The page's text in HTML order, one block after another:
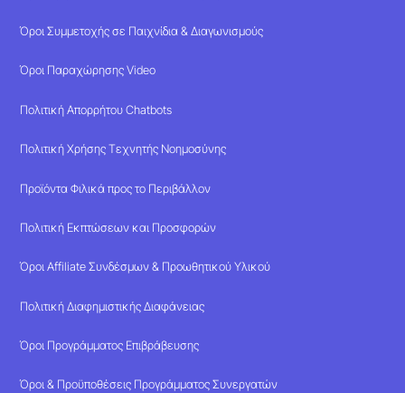
Όροι Συμμετοχής σε Παιχνίδια & Διαγωνισμούς
Όροι Παραχώρησης Video
Πολιτική Απορρήτου Chatbots
Πολιτική Χρήσης Τεχνητής Νοημοσύνης
Προϊόντα Φιλικά προς το Περιβάλλον
Πολιτική Εκπτώσεων και Προσφορών
Όροι Affiliate Συνδέσμων & Προωθητικού Υλικού
Πολιτική Διαφημιστικής Διαφάνειας
Όροι Προγράμματος Επιβράβευσης
Όροι & Προϋποθέσεις Προγράμματος Συνεργατών